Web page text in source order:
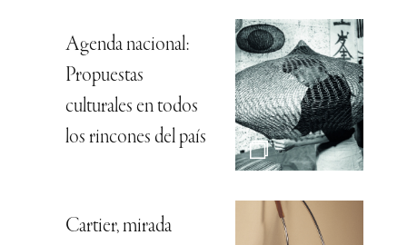
Agenda nacional:
Propuestas
culturales en todos
los rincones del país
Cartier, mirada